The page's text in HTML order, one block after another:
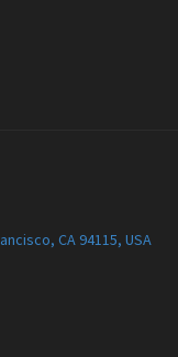
CA 94115, USA